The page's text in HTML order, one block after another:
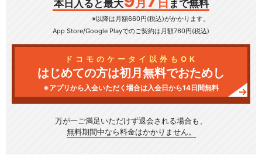
本日入ると最大 まで無料
※以降は月額660円(税込)がかかります。
App Store/Google Playでのご契約は月額760円(税込)
ドコモのケータイ以外もOK
はじめての方は初月無料でおためし
※アプリから入会いただく場合は入会日から14日間無料
万が一ご満足いただけず退会される場合も、
無料期間中なら料金はかかりません。